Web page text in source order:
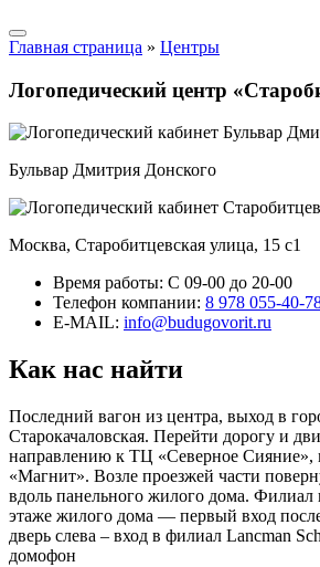
Главная страница » Центры
Логопедический центр
Бульвар Дмитрия Донского
Москва, Старобитцевская улица, 15 с1
Время работы: С 09-00 до 20-00
Телефон компании: 8 978 055-40-
E-MAIL: info@budugovorit.ru
Как нас найти
Последний вагон из центра, выход в
Старокачаловская. Перейти дорогу и
направлению к ТЦ «Северное Сияние»,
«Магнит». Возле проезжей части
вдоль панельного жилого дома. Филиал
этаже жилого дома — первый вход
дверь слева – вход в филиал Lancman
домофон